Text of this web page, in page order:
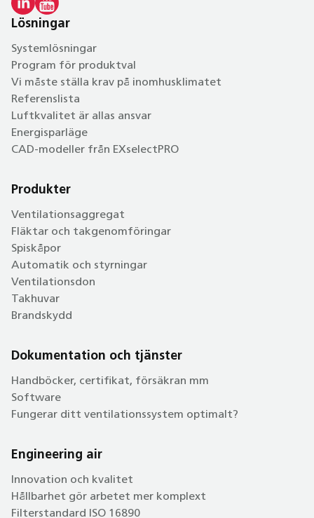
Lösningar
Systemlösningar
Program för produktval
Vi måste ställa krav på inomhusklimatet
Referenslista
Luftkvalitet är allas ansvar
Energisparläge
CAD-modeller från EXselectPRO
Produkter
Ventilationsaggregat
Fläktar och takgenomföringar
Spiskåpor
Automatik och styrningar
Ventilationsdon
Takhuvar
Brandskydd
Dokumentation och tjänster
Handböcker, certifikat, försäkran mm
Software
Fungerar ditt ventilationssystem optimalt?
Engineering air
Innovation och kvalitet
Hållbarhet gör arbetet mer komplext
Filterstandard ISO 16890